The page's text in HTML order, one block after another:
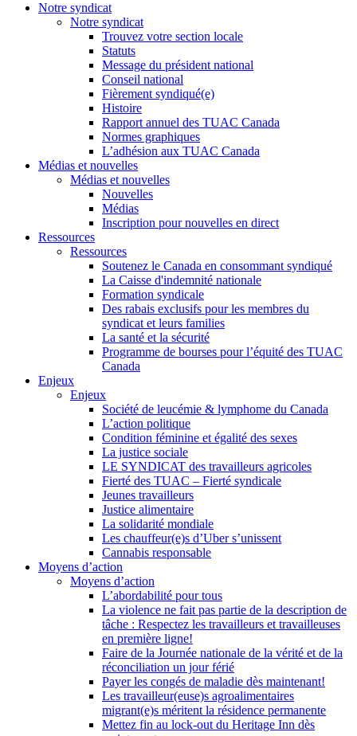
Notre syndicat
Notre syndicat
Trouvez votre section locale
Statuts
Message du président national
Conseil national
Fièrement syndiqué(e)
Histoire
Rapport annuel des TUAC Canada
Normes graphiques
L’adhésion aux TUAC Canada
Médias et nouvelles
Médias et nouvelles
Nouvelles
Médias
Inscription pour nouvelles en direct
Ressources
Ressources
Soutenez le Canada en consommant syndiqué
La Caisse d'indemnité nationale
Formation syndicale
Des rabais exclusifs pour les membres du
syndicat et leurs families
La santé et la sécurité
Programme de bourses pour l’équité des TUAC
Canada
Enjeux
Enjeux
Société de leucémie & lymphome du Canada
L’action politique
Condition féminine et égalité des sexes
La justice sociale
LE SYNDICAT des travailleurs agricoles
Fierté des TUAC – Fierté syndicale
Jeunes travailleurs
Justice alimentaire
La solidarité mondiale
Les chauffeur(e)s d’Uber s’unissent
Cannabis responsable
Moyens d’action
Moyens d’action
L’abordabilité pour tous
La violence ne fait pas partie de la description de
tâche : Respectez les travailleurs et travailleuses
en première ligne!
Faire de la Journée nationale de la vérité et de la
réconciliation un jour férié
Payer les congés de maladie dès maintenant!
Les travailleur(euse)s agroalimentaires
migrant(e)s méritent la résidence permanente
Mettez fin au lock-out du Heritage Inn dès